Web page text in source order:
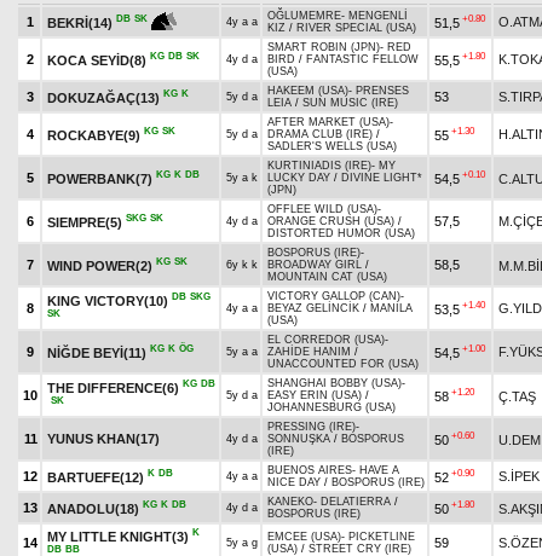
1 BEKRİ(14) DB SK 4y a a OĞLUMEMRE- MENGENLİ
KIZ / RIVER SPECIAL (USA) 51,5 +0.80
2 KOCA SEYİD(8) KG DB SK 4y d a
SMART ROBIN (JPN)- RED
BIRD / FANTASTIC FELLOW
(USA)
55,5 +1.80
3 DOKUZAĞAÇ(13) KG K 5y d a HAKEEM (USA)- PRENSES
LEIA / SUN MUSIC (IRE) 53
4 ROCKABYE(9) KG SK 5y d a
AFTER MARKET (USA)-
DRAMA CLUB (IRE) /
SADLER'S WELLS (USA)
55 +1.30
5 POWERBANK(7) KG K DB 5y a k
KURTINIADIS (IRE)- MY
LUCKY DAY / DIVINE LIGHT*
(JPN)
54,5 +0.10
6 SIEMPRE(5) SKG SK 4y d a
OFFLEE WILD (USA)-
ORANGE CRUSH (USA) /
DISTORTED HUMOR (USA)
57,5
7 WIND POWER(2) KG SK 6y k k
BOSPORUS (IRE)-
BROADWAY GIRL /
MOUNTAIN CAT (USA)
58,5
8
KING VICTORY(10) DB SKG
SK
4y a a
VICTORY GALLOP (CAN)-
BEYAZ GELİNCİK / MANILA
(USA)
53,5 +1.40
9 NİĞDE BEYİ(11) KG K ÖG 5y a a
EL CORREDOR (USA)-
ZAHİDE HANIM /
UNACCOUNTED FOR (USA)
54,5 +1.00
10
THE DIFFERENCE(6) KG DB
SK
5y d a
SHANGHAI BOBBY (USA)-
EASY ERIN (USA) /
JOHANNESBURG (USA)
58 +1.20 Ç.TAŞ
11 YUNUS KHAN(17) 4y d a
PRESSING (IRE)-
SONNUŞKA / BOSPORUS
(IRE)
50 +0.60
12 BARTUEFE(12) K DB 4y a a BUENOS AIRES- HAVE A
NICE DAY / BOSPORUS (IRE) 52 +0.90 S.İPEK
13 ANADOLU(18) KG K DB 4y d a KANEKO- DELATIERRA /
BOSPORUS (IRE)
50 +1.80
14 MY LITTLE KNIGHT(3) K
DB BB
5y a g EMCEE (USA)- PICKETLINE
(USA) / STREET CRY (IRE) 59